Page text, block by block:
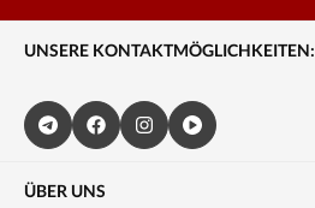
UNSERE KONTAKTMÖGLICHKEITEN:
ÜBER UNS